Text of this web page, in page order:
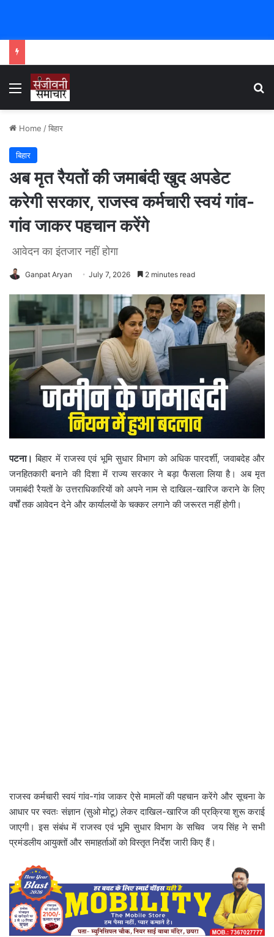
Menu
Home /बिहार
बिहार
अब मृत रैयतों की जमाबंदी खुद अपडेट
करेगी सरकार, राजस्व कर्मचारी स्वयं गांव-
गांव जाकर पहचान करेंगे
आवेदन का इंतजार नहीं होगा
Ganpat Aryan July 7, 2026 2 minutes read
पटना। बिहार में राजस्व एवं भूमि सुधार विभाग को अधिक पारदर्शी, जवाबदेह और
जनहितकारी बनाने की दिशा में राज्य सरकार ने बड़ा फैसला लिया है। अब मृत
जमाबंदी रैयतों के उत्तराधिकारियों को अपने नाम से दाखिल-खारिज कराने के लिए
वर्षों तक आवेदन देने और कार्यालयों के चक्कर लगाने की जरूरत नहीं होगी।
राजस्व कर्मचारी स्वयं गांव-गांव जाकर ऐसे मामलों की पहचान करेंगे और सूचना के
आधार पर स्वतः संज्ञान (सुओ मोटू) लेकर दाखिल-खारिज की प्रक्रिया शुरू कराई
जाएगी। इस संबंध में राजस्व एवं भूमि सुधार विभाग के सचिव जय सिंह ने सभी
प्रमंडलीय आयुक्तों और समाहर्ताओं को विस्तृत निर्देश जारी किए हैं।